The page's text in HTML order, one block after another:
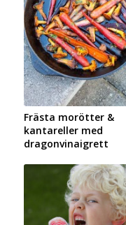
Frästa morötter &
kantareller med
dragonvinaigrett